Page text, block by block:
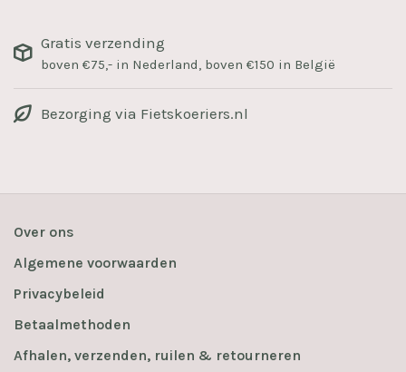
Gratis verzending
boven €75,- in Nederland, boven €150 in België
Bezorging via Fietskoeriers.nl
Over ons
Algemene voorwaarden
Privacybeleid
Betaalmethoden
Afhalen, verzenden, ruilen & retourneren